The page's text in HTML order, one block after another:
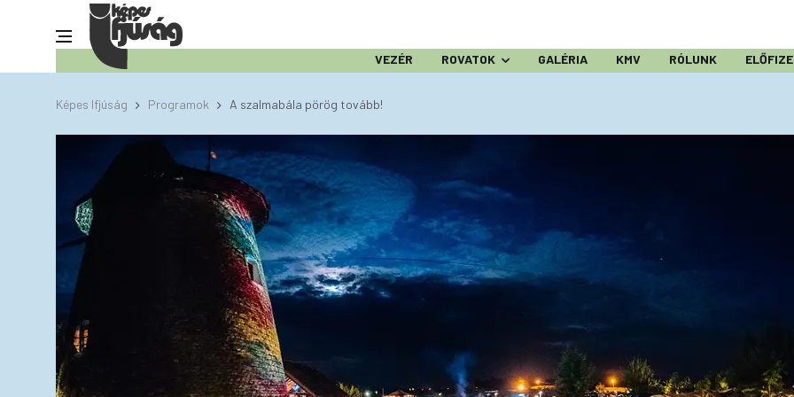
VEZÉR ROVATOK GALÉRIA KMV RÓLUNK
Képes Ifjúság Programok A szalmabála pörög tovább!